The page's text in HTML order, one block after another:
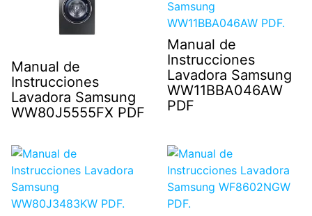
Manual de
Instrucciones
Lavadora Samsung
WW80J5555FX PDF
Manual de
Instrucciones
Lavadora Samsung
WW11BBA046AW
PDF